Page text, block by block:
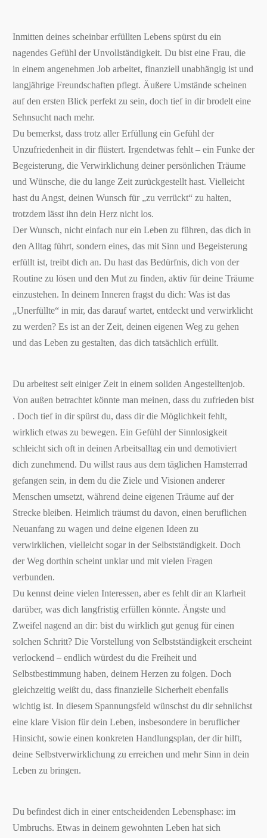
Inmitten deines scheinbar erfüllten Lebens spürst du ein
nagendes Gefühl der Unvollständigkeit. Du bist eine Frau, die
in einem angenehmen Job arbeitet, finanziell unabhängig ist und
langjährige Freundschaften pflegt. Äußere Umstände scheinen
auf den ersten Blick perfekt zu sein, doch tief in dir brodelt eine
Sehnsucht nach mehr.
Du bemerkst, dass trotz aller Erfüllung ein Gefühl der
Unzufriedenheit in dir flüstert. Irgendetwas fehlt – ein Funke der
Begeisterung, die Verwirklichung deiner persönlichen Träume
und Wünsche, die du lange Zeit zurückgestellt hast. Vielleicht
hast du Angst, deinen Wunsch für „zu verrückt“ zu halten,
trotzdem lässt ihn dein Herz nicht los.
Der Wunsch, nicht einfach nur ein Leben zu führen, das dich in
den Alltag führt, sondern eines, das mit Sinn und Begeisterung
erfüllt ist, treibt dich an. Du hast das Bedürfnis, dich von der
Routine zu lösen und den Mut zu finden, aktiv für deine Träume
einzustehen. In deinem Inneren fragst du dich: Was ist das
„Unerfüllte“ in mir, das darauf wartet, entdeckt und verwirklicht
zu werden? Es ist an der Zeit, deinen eigenen Weg zu gehen
und das Leben zu gestalten, das dich tatsächlich erfüllt.
Du arbeitest seit einiger Zeit in einem soliden Angestelltenjob.
Von außen betrachtet könnte man meinen, dass du zufrieden bist
. Doch tief in dir spürst du, dass dir die Möglichkeit fehlt,
wirklich etwas zu bewegen. Ein Gefühl der Sinnlosigkeit
schleicht sich oft in deinen Arbeitsalltag ein und demotiviert
dich zunehmend. Du willst raus aus dem täglichen Hamsterrad
gefangen sein, in dem du die Ziele und Visionen anderer
Menschen umsetzt, während deine eigenen Träume auf der
Strecke bleiben. Heimlich träumst du davon, einen beruflichen
Neuanfang zu wagen und deine eigenen Ideen zu
verwirklichen, vielleicht sogar in der Selbstständigkeit. Doch
der Weg dorthin scheint unklar und mit vielen Fragen
verbunden.
Du kennst deine vielen Interessen, aber es fehlt dir an Klarheit
darüber, was dich langfristig erfüllen könnte. Ängste und
Zweifel nagend an dir: bist du wirklich gut genug für einen
solchen Schritt? Die Vorstellung von Selbstständigkeit erscheint
verlockend – endlich würdest du die Freiheit und
Selbstbestimmung haben, deinem Herzen zu folgen. Doch
gleichzeitig weißt du, dass finanzielle Sicherheit ebenfalls
wichtig ist. In diesem Spannungsfeld wünschst du dir sehnlichst
eine klare Vision für dein Leben, insbesondere in beruflicher
Hinsicht, sowie einen konkreten Handlungsplan, der dir hilft,
deine Selbstverwirklichung zu erreichen und mehr Sinn in dein
Leben zu bringen.
Du befindest dich in einer entscheidenden Lebensphase: im
Umbruchs. Etwas in deinem gewohnten Leben hat sich